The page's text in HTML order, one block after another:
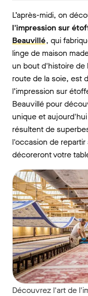
L’après-midi, on
l'impression sur
Beauvillé, qui
linge de maison
un bout d'histoire de
route de la soie, est
l’impression sur
Beauvillé pour
unique et
résultent de
l'occasion de
décoreront votre
Découvrez l'art de